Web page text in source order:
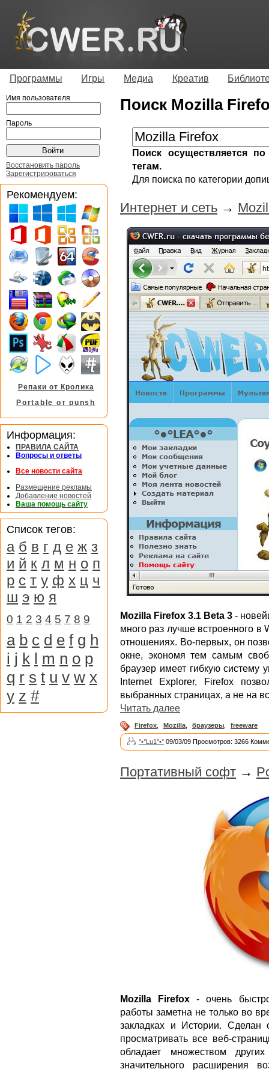
Программы Игры Медиа Креатив
Поиск Mozilla
Поиск осуществляется
тегам.
Для поиска по категории
Интернет и сеть →
Mozilla Firefox 3.1 Beta 3 -
много раз лучше встроенного в
отношениях. Во-первых, он
окне, экономя тем самым
браузер имеет гибкую систему
Internet Explorer, Firefox
выбранных страницах, а не на
Читать далее
Firefox Mozilla браузеры freeware
°•°Lu1°•° 09/03/09 Просмотров: 3266
Портативный софт →
Mozilla Firefox - очень
работы заметна не только во
закладках и Истории.
просматривать все веб-
обладает множеством
значительного расширения
Имя пользователя
Пароль
Восстановить пароль
Зарегистрироваться
Рекомендуем:
Репаки от Кролика
Portable от punsh
Информация:
ПРАВИЛА САЙТА
Вопросы и ответы
Все новости сайта
Размещение рекламы
Добавление новостей
Ваша помощь сайту
Список тегов:
а б в г д е ж з
и й к л м н о п
р с т у ф х ц ч
ш э ю я
0 1 2 3 4 5 7 8 9
a b c d e f g h
i j k l m n o p
q r s t u v w x
y z #